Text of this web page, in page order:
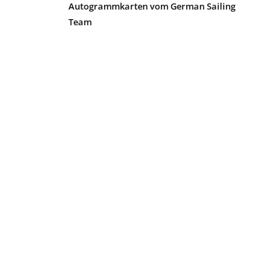
Autogrammkarten vom German Sailing
Team